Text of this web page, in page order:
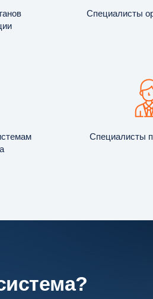
Специалисты
Специалисты